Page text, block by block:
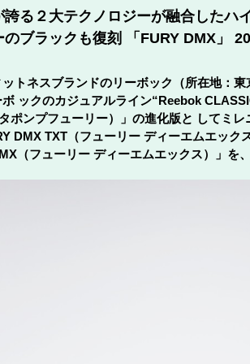
誇る２大テクノロジーが融合したハ
のブラックも復刻 「FURY DMX」
トネスブランドのリーボック（所在地：
ックのカジュアルライン“Reebok
ポンプフューリー）」の進化版と してミ
DMX TXT（フューリー ディーエムエッ
（フューリー ディーエムエックス）」を